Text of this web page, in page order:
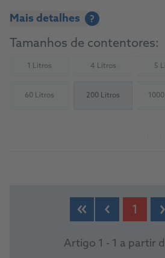
Mais detalhes ?
Tamanhos de contentores:
1 Litros(Not available) 4 Litros(Not available) 5
60 Litros(Not available) 200 Litros
1
Artigo 1 - 1 a partir